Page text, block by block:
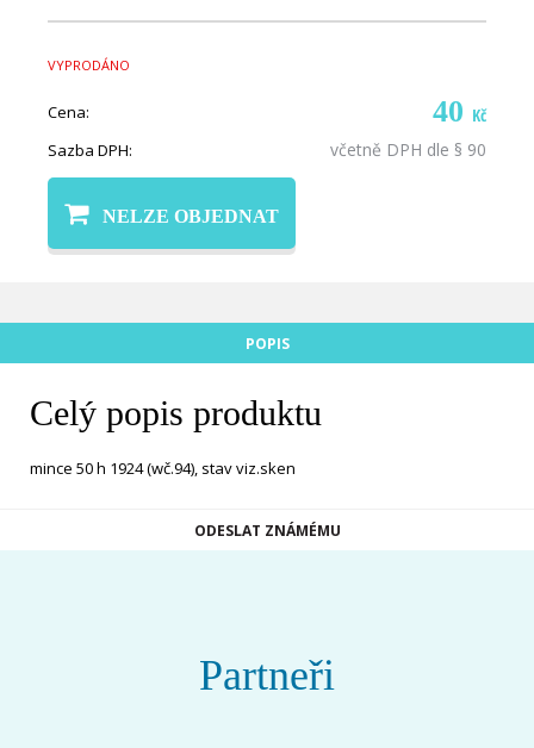
VYPRODÁNO
Cena: 40 Kč
Sazba DPH: včetně DPH dle § 90
NELZE OBJEDNAT
POPIS
Celý popis produktu
mince 50 h 1924 (wč.94), stav viz.sken
ODESLAT ZNÁMÉMU
Partneři